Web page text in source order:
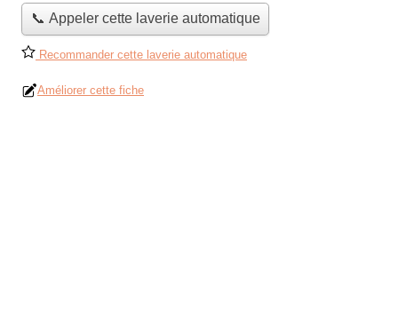
📞 Appeler cette laverie automatique
Recommander cette laverie automatique
Améliorer cette fiche